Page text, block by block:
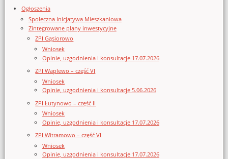
Ogłoszenia
Społeczna Inicjatywa Mieszkaniowa
Zintegrowane plany inwestycyjne
ZPI Gąsiorowo
Wniosek
Opinie, uzgodnienia i konsultacje 17.07.2026
ZPI Waplewo – część VI
Wniosek
Opinie, uzgodnienia i konsultacje 5.06.2026
ZPI Łutynowo – część II
Wniosek
Opinie, uzgodnienia i konsultacje 17.07.2026
ZPI Witramowo – część VI
Wniosek
Opinie, uzgodnienia i konsultacje 17.07.2026